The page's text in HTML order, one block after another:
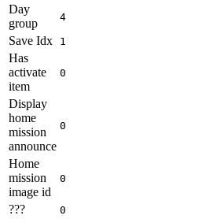
Day
group
4
Save Idx 1
Has
activate
item
0
Display
home
mission
announce
0
Home
mission
image id
0
??? 0